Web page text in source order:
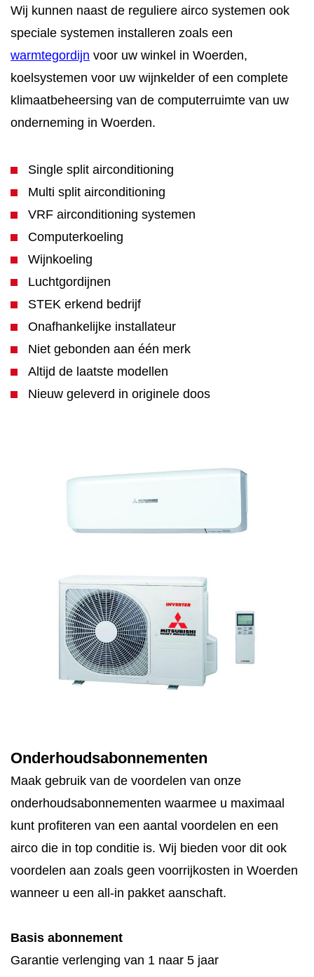
Wij kunnen naast de reguliere airco systemen ook
speciale systemen installeren zoals een
warmtegordijn voor uw winkel in Woerden,
koelsystemen voor uw wijnkelder of een complete
klimaatbeheersing van de computerruimte van uw
onderneming in Woerden.
Single split airconditioning
Multi split airconditioning
VRF airconditioning systemen
Computerkoeling
Wijnkoeling
Luchtgordijnen
STEK erkend bedrijf
Onafhankelijke installateur
Niet gebonden aan één merk
Altijd de laatste modellen
Nieuw geleverd in originele doos
Onderhoudsabonnementen
Maak gebruik van de voordelen van onze
onderhoudsabonnementen waarmee u maximaal
kunt profiteren van een aantal voordelen en een
airco die in top conditie is. Wij bieden voor dit ook
voordelen aan zoals geen voorrijkosten in Woerden
wanneer u een all-in pakket aanschaft.
Basis abonnement
Garantie verlenging van 1 naar 5 jaar